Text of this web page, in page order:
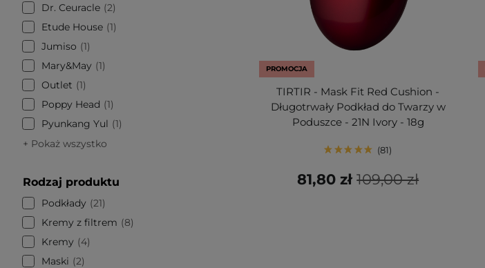
Dr. Ceuracle 2
Etude House 1
Jumiso
1
Mary&May
1
Outlet
1
Poppy Head
1
Pyunkang Yul
1
+ Pokaż wszystko
Rodzaj produktu
Podkłady
21
Kremy z filtrem
8
Kremy
4
Maski
2
PROMOCJA
TIRTIR - Mask Fit Red Cushion -
Długotrwały Podkład do Twarzy w
Poduszce - 21N Ivory - 18g
81
109,00 zł
81,80 zł